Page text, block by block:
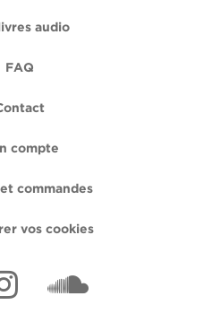
audio
FAQ
compte
commandes
vos cookies